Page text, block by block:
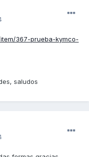
367-prueba-kymco-
saludos